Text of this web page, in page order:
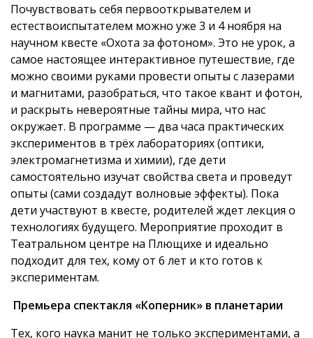
Почувствовать себя первооткрывателем и
естествоиспытателем можно уже 3 и 4 ноября на
научном квесте «Охота за фотоном». Это не урок, а
самое настоящее интерактивное путешествие, где
можно своими руками провести опыты с лазерами
и магнитами, разобраться, что такое квант и фотон,
и раскрыть невероятные тайны мира, что нас
окружает. В программе — два часа практических
экспериментов в трёх лабораториях (оптики,
электромагнетизма и химии), где дети
самостоятельно изучат свойства света и проведут
опыты (сами создадут волновые эффекты). Пока
дети участвуют в квесте, родителей ждет лекция о
технологиях будущего. Мероприятие проходит в
Театральном центре на Плющихе и идеально
подходит для тех, кому от 6 лет и кто готов к
экспериментам.
Премьера спектакля «Коперник» в планетарии
Тех, кого наука манит не только экспериментами, а